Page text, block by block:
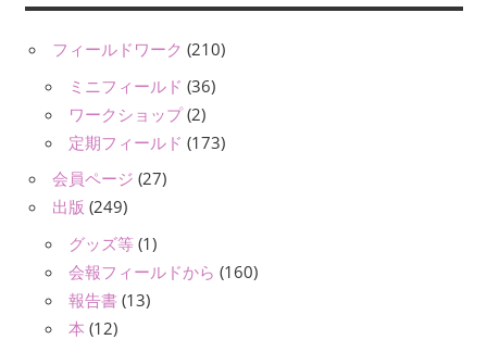
フィールドワーク (210)
ミニフィールド (36)
ワークショップ(2)
定期フィールド (173)
会員ページ (27)
出版 (249)
グッズ等 (1)
会報フィールドから (160)
報告書 (13)
本 (12)